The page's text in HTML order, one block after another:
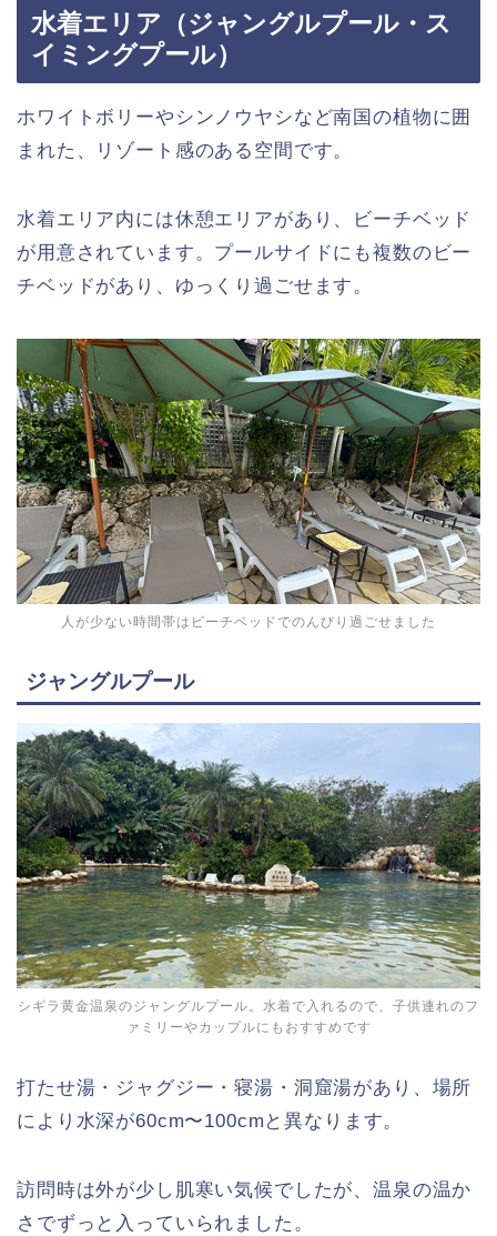
水着エリア（ジャングルプール・ス
イミングプール）
ホワイトボリーやシンノウヤシなど南国の植物に囲
まれた、リゾート感のある空間です。
水着エリア内には休憩エリアがあり、ビーチベッド
が用意されています。プールサイドにも複数のビー
チベッドがあり、ゆっくり過ごせます。
人が少ない時間帯はビーチベッドでのんびり過ごせました
ジャングルプール
シギラ黄金温泉のジャングルプール。水着で入れるので、子供連れのフ
ァミリーやカップルにもおすすめです
打たせ湯・ジャグジー・寝湯・洞窟湯があり、場所
により水深が60cm〜100cmと異なります。
訪問時は外が少し肌寒い気候でしたが、温泉の温か
さでずっと入っていられました。